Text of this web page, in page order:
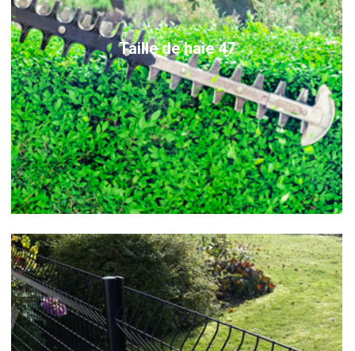
Taille de haie 47